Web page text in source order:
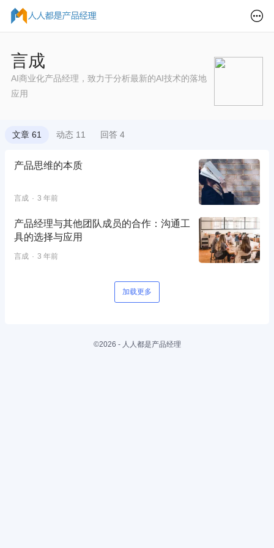
言成
AI商业化产品经理，致力于分析最新的AI技术的落地
应用
文章 61 动态 11 回答 4
产品思维的本质
言成 3 年前
产品经理与其他团队成员的合作：沟通工
具的选择与应用
言成 3 年前
加载更多
©2026 - 人人都是产品经理